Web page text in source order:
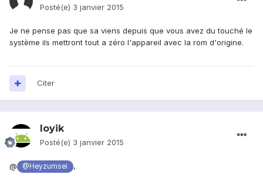
Posté(e) 3 janvier 2015
Je ne pense pas que sa viens depuis que vous avez du touché le
système ils mettront tout a zéro l'appareil avec la rom d'origine.
Citer
loyik
Posté(e) 3 janvier 2015
@ @Heyzumsei ,